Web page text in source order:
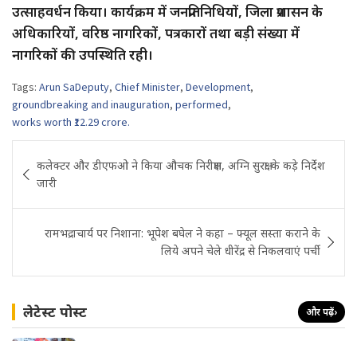
उत्साहवर्धन किया। कार्यक्रम में जनप्रतिनिधियों, जिला प्रशासन के
अधिकारियों, वरिष्ठ नागरिकों, पत्रकारों तथा बड़ी संख्या में
नागरिकों की उपस्थिति रही।
Tags: Arun SaDeputy, Chief Minister, Development,
groundbreaking and inauguration, performed,
works worth ₹12.29 crore.
navigation
कलेक्टर और डीएफओ ने किया औचक निरीक्षण, अग्नि सुरक्षा के कड़े निर्देश
जारी
रामभद्राचार्य पर निशाना: भूपेश बघेल ने कहा – फ्यूल सस्ता कराने के
लिये अपने चेले धीरेंद्र से निकलवाएं पर्ची
लेटेस्ट पोस्ट और पढ़ें›